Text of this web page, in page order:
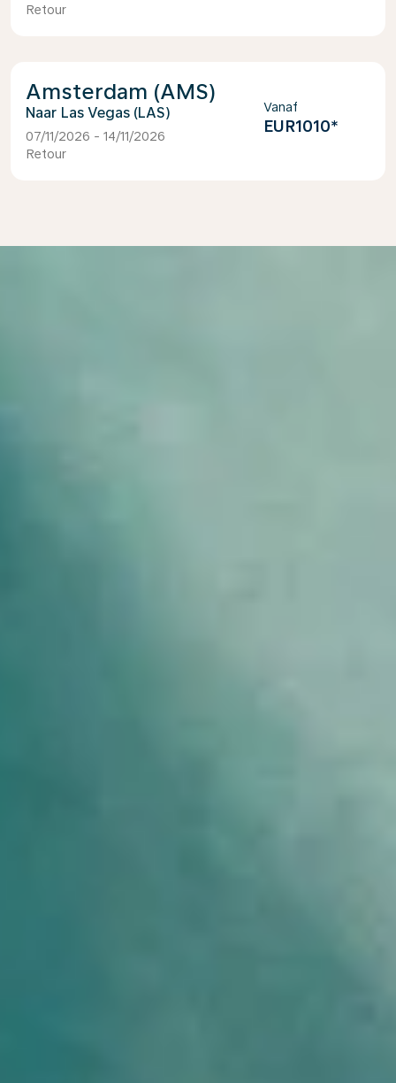
Retour
Amsterdam (AMS)
Las Vegas (LAS)
07/11/2026 - 14/11/2026
Retour
Vanaf
EUR1010*